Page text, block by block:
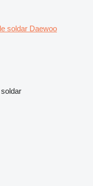
soldar Daewoo